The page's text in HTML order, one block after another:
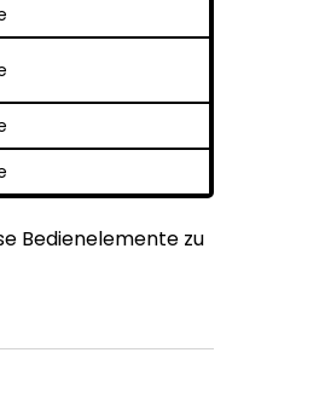
Bedienelemente zu